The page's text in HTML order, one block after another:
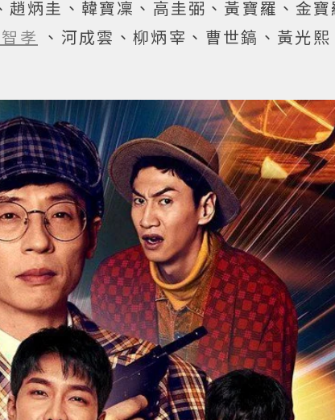
炳圭、韓寶凜、高圭弼、黃寶羅、金
孝 、河成雲、柳炳宰、曹世鎬、黃光